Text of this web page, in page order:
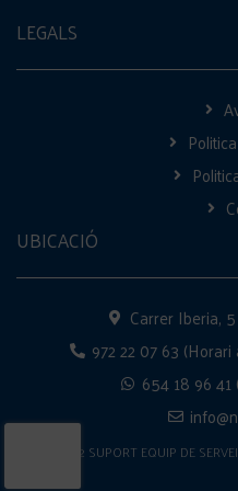
LEGALS
UBICACIÓ
Carrer Iberia,
972 22 07 63
654 18 96
2022 SUPORT EQUIP DE